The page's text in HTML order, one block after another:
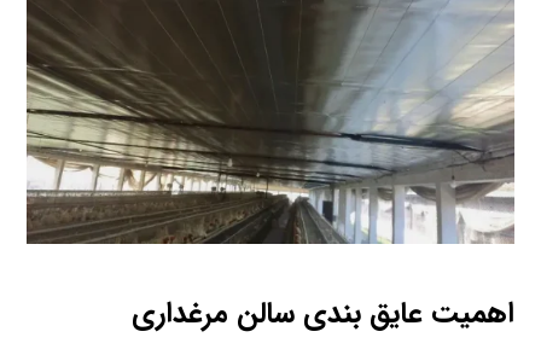
اهمیت عایق‌ بندی سالن مرغداری